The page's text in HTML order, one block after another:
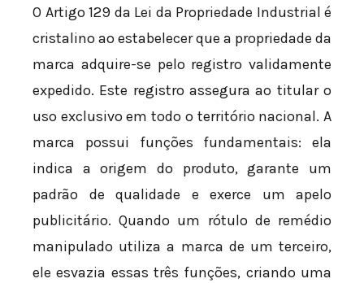
O Artigo 129 da Lei da Propriedade Industrial é
cristalino ao estabelecer que a propriedade da
marca adquire-se pelo registro validamente
expedido. Este registro assegura ao titular o
uso exclusivo em todo o território nacional. A
marca possui funções fundamentais: ela
indica a origem do produto, garante um
padrão de qualidade e exerce um apelo
publicitário. Quando um rótulo de remédio
manipulado utiliza a marca de um terceiro,
ele esvazia essas três funções, criando uma